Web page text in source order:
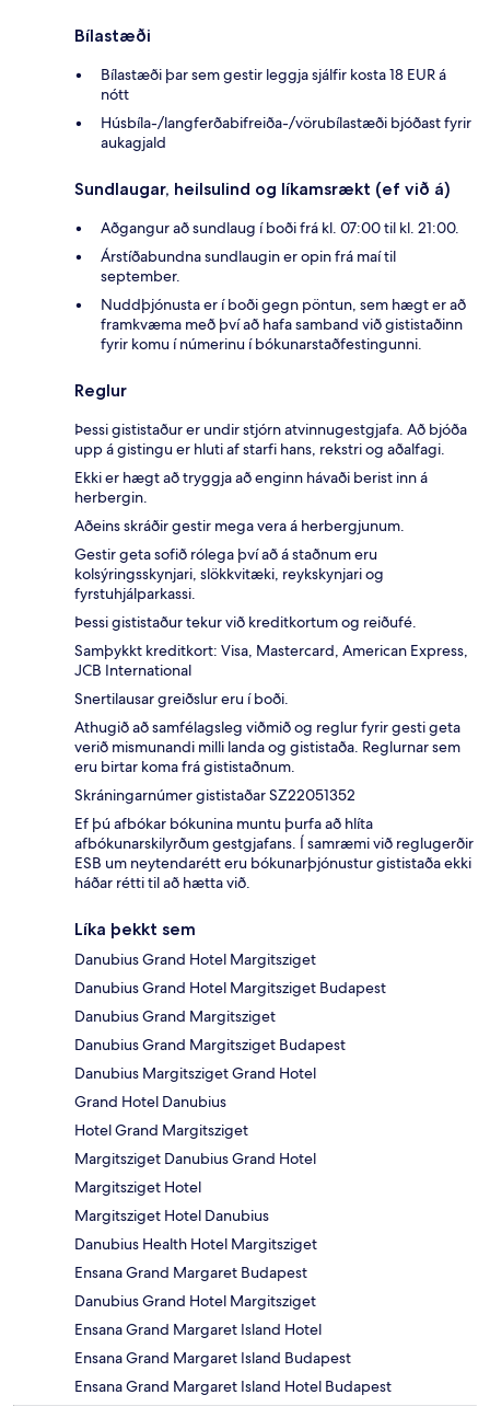
Bílastæði
Bílastæði þar sem gestir leggja sjálfir kosta 18 EUR á
nótt
Húsbíla-/langferðabifreiða-/vörubílastæði bjóðast fyrir
aukagjald
Sundlaugar, heilsulind og líkamsrækt (ef við á)
Aðgangur að sundlaug í boði frá kl. 07:00 til kl. 21:00.
Árstíðabundna sundlaugin er opin frá maí til
september.
Nuddþjónusta er í boði gegn pöntun, sem hægt er að
framkvæma með því að hafa samband við gististaðinn
fyrir komu í númerinu í bókunarstaðfestingunni.
Reglur
Þessi gististaður er undir stjórn atvinnugestgjafa. Að bjóða
upp á gistingu er hluti af starfi hans, rekstri og aðalfagi.
Ekki er hægt að tryggja að enginn hávaði berist inn á
herbergin.
Aðeins skráðir gestir mega vera á herbergjunum.
Gestir geta sofið rólega því að á staðnum eru
kolsýringsskynjari, slökkvitæki, reykskynjari og
fyrstuhjálparkassi.
Þessi gististaður tekur við kreditkortum og reiðufé.
Samþykkt kreditkort: Visa, Mastercard, American Express,
JCB International
Snertilausar greiðslur eru í boði.
Athugið að samfélagsleg viðmið og reglur fyrir gesti geta
verið mismunandi milli landa og gististaða. Reglurnar sem
eru birtar koma frá gististaðnum.
Skráningarnúmer gististaðar SZ22051352
Ef þú afbókar bókunina muntu þurfa að hlíta
afbókunarskilyrðum gestgjafans. Í samræmi við reglugerðir
ESB um neytendarétt eru bókunarþjónustur gististaða ekki
háðar rétti til að hætta við.
Líka þekkt sem
Danubius Grand Hotel Margitsziget
Danubius Grand Hotel Margitsziget Budapest
Danubius Grand Margitsziget
Danubius Grand Margitsziget Budapest
Danubius Margitsziget Grand Hotel
Grand Hotel Danubius
Hotel Grand Margitsziget
Margitsziget Danubius Grand Hotel
Margitsziget Hotel
Margitsziget Hotel Danubius
Danubius Health Hotel Margitsziget
Ensana Grand Margaret Budapest
Danubius Grand Hotel Margitsziget
Ensana Grand Margaret Island Hotel
Ensana Grand Margaret Island Budapest
Ensana Grand Margaret Island Hotel Budapest